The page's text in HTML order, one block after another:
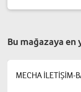
Bu mağazaya en
MECHA İLETİŞİM-